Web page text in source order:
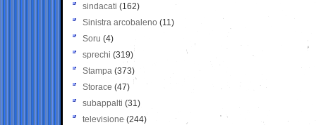
sindacati (162)
Sinistra arcobaleno (11)
Soru (4)
sprechi (319)
Stampa (373)
Storace (47)
subappalti (31)
televisione(244)